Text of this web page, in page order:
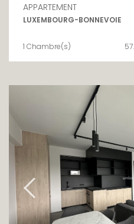
APPARTEMENT
LUXEMBOURG-BONNEVOIE
1 Chambre(s)